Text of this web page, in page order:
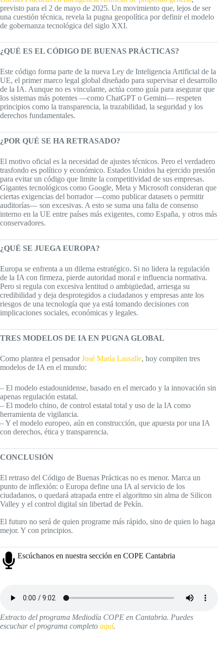
previsto para el 2 de mayo de 2025. Un movimiento que, lejos de ser
una cuestión técnica, revela la pugna geopolítica por definir el modelo
de gobernanza tecnológica del siglo XXI.
¿QUÉ ES EL CÓDIGO DE BUENAS PRÁCTICAS?
Este código forma parte de la nueva Ley de Inteligencia Artificial de la
UE, el primer marco legal global diseñado para supervisar el desarrollo
de la IA. Aunque no es vinculante, actúa como guía para asegurar que
los sistemas más potentes —como ChatGPT o Gemini— respeten
principios como la transparencia, la trazabilidad, la seguridad y los
derechos fundamentales.
¿POR QUÉ SE HA RETRASADO?
El motivo oficial es la necesidad de ajustes técnicos. Pero el verdadero
trasfondo es político y económico. Estados Unidos ha ejercido presión
para evitar un código que limite la competitividad de sus empresas.
Gigantes tecnológicos como Google, Meta y Microsoft consideran que
ciertas exigencias del borrador —como publicar datasets o permitir
auditorías— son excesivas. A esto se suma una falta de consenso
interno en la UE entre países más exigentes, como España, y otros más
conservadores.
¿QUÉ SE JUEGA EUROPA?
Europa se enfrenta a un dilema estratégico. Si no lidera la regulación
de la IA con firmeza, pierde autoridad moral e influencia normativa.
Pero si regula con excesiva lentitud o ambigüedad, arriesga su
credibilidad y deja desprotegidos a ciudadanos y empresas ante los
riesgos de una tecnología que ya está tomando decisiones con
implicaciones sociales, económicas y legales.
TRES MODELOS DE IA EN PUGNA GLOBAL
Como plantea el pensadorJosé María Lassalle, hoy compiten tres
modelos de IA en el mundo:
– El modelo estadounidense, basado en el mercado y la innovación sin
apenas regulación estatal.
– El modelo chino, de control estatal total y uso de la IA como
herramienta de vigilancia.
– Y el modelo europeo, aún en construcción, que apuesta por una IA
con derechos, ética y transparencia.
CONCLUSIÓN
El retraso del Código de Buenas Prácticas no es menor. Marca un
punto de inflexión: o Europa define una IA al servicio de los
ciudadanos, o quedará atrapada entre el algoritmo sin alma de Silicon
Valley y el control digital sin libertad de Pekín.
El futuro no será de quien programe más rápido, sino de quien lo haga
mejor. Y con principios.
Escúchanos en nuestra sección en COPE Cantabria
Extracto del programa Mediodía COPE en Cantabria. Puedes
escuchar el programa completo aquí.